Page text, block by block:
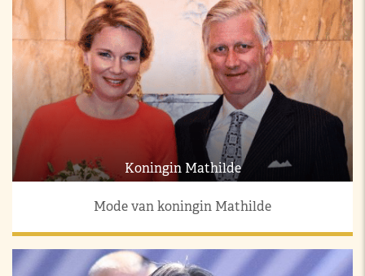
Koningin Mathilde
Mode van koningin Mathilde